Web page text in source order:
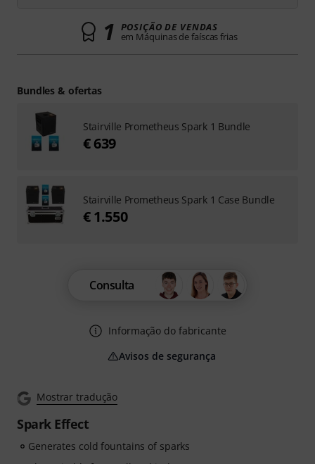
Mostrar tradução
Spark Effect
Generates cold fountains of sparks
1 POSIÇÃO DE VENDAS
em Máquinas de faíscas frias
Consulta
Informação do fabricante
Avisos de segurança
Bundles & ofertas
Stairville Prometheus Spark 1 Bundle
€ 639
Stairville Prometheus Spark 1 Case Bundle
€ 1.550